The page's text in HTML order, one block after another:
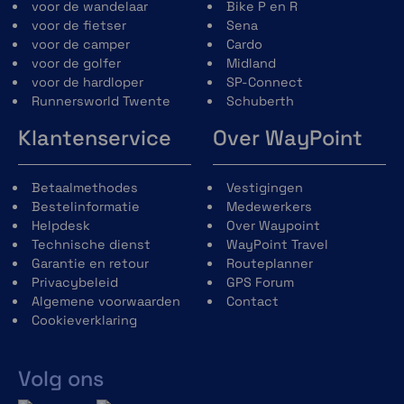
eenvoudiger onderhoud van de voering
en verbeterde aero-akoestiek-prestaties
en de mogelijkheid om de pasvorm aan te
passen dankzij het Schuberth Individual-
concept.
Nieuw kinvergrendelingsmechanisme
kunststof voor een lager gewicht en
winddeflector, nekrol, vizierafdichting en
helmstickers voor verbeterde
zichtbaarheid tijdens het rijden met
open en gesloten kinbak.
voor de wandelaar
voor de fietser
voor de camper
voor de golfer
voor de hardloper
Runnersworld Twente
Bike P en R
Sena
Cardo
Midland
SP-Connect
Schuberth
Klantenservice
Betaalmethodes
Bestelinformatie
Helpdesk
Technische dienst
Garantie en retour
Privacybeleid
Algemene voorwaarden
Cookieverklaring
Volg ons
Over WayPoint
Vestigingen
Medewerkers
Over Waypoint
WayPoint Travel
Routeplanner
GPS Forum
Contact